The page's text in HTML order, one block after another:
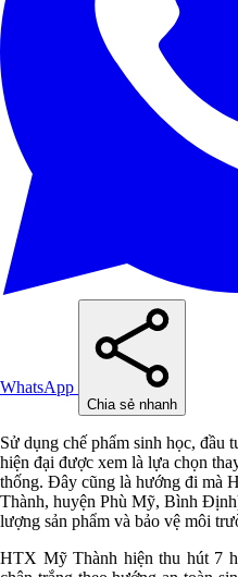
WhatsApp
Chia sẻ nhanh
Sử dụng chế phẩm sinh học, đầu
hiện đại được xem là lựa chọn
thống. Đây cũng là hướng đi mà
Thành, huyện Phù Mỹ, Bình
lượng sản phẩm và bảo vệ môi
HTX Mỹ Thành hiện thu hút 7